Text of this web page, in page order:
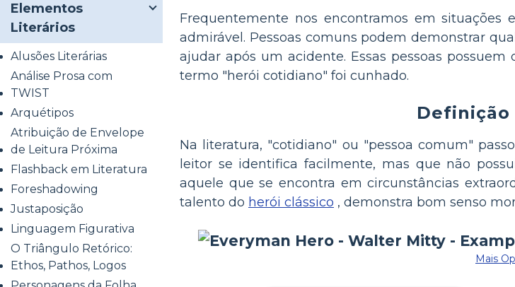
Elementos
Literários
Alusões Literárias
Análise Prosa com
TWIST
Arquétipos
Atribuição de Envelope
de Leitura Próxima
Flashback em Literatura
Foreshadowing
Justaposição
Linguagem Figurativa
O Triângulo Retórico:
Ethos, Pathos, Logos
Frequentemente nos encontramos em
admirável. Pessoas comuns podem demonstrar
ajudar após um acidente. Essas pessoas
termo "herói cotidiano" foi cunhado.
Definição
Na literatura, "cotidiano" ou "pessoa comum"
leitor se identifica facilmente, mas que não
aquele que se encontra em circunstâncias
talento do herói clássico , demonstra bom senso
Mais